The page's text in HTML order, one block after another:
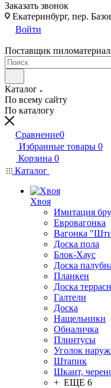
Заказать звонок
Екатеринбург, пер.
Войти
Поставщик
Каталог
По всему сайту
По каталогу
Сравнение0
Избранные товары 0
Корзина 0
Каталог
Хвоя
Имитация
Евровагонка
Вагонка
Доска пола
Блок-Хаус
Доска
Планкен
Доска
Галтели
Доска
Нащельники
Обналичка
Плинтусы
Уголок
Штапик
Шкант,
+ ЕЩЕ 6